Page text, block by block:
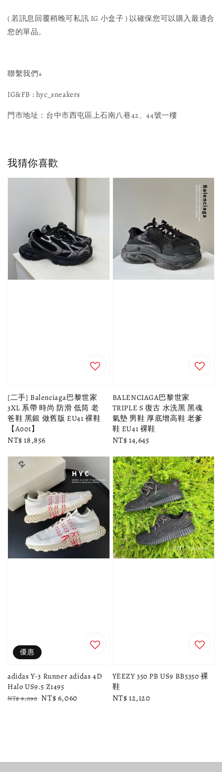
( 若訊息回覆稍晚可私訊 IG 小盒子 ) 以確保您可以購入最適合
您的單品。
聯繫我們↓
IG&FB : hyc_sneakers
門市地址：台中市西屯區上石南八巷42、44號一樓
我猜你喜歡
[二手] Balenciaga巴黎世家
3XL 系帶 時尚 防滑 低筒 老
爸鞋 黑銀 做舊版 EU41 裸鞋
【A001】
Regular
NT$ 18,856
BALENCIAGA巴黎世家
TRIPLE S 復古 水洗黑 黑魂
氣墊 男鞋 厚底增高鞋 老爹
鞋 EU41 裸鞋
Regular
NT$ 14,645
優惠
adidas Y-3 Runner adidas 4D
Halo US9.5 Z1495
Regular
NT$ 9,090 Sale
NT$ 6,060
YEEZY 350 PB US9 BB5350 裸
鞋
Regular
NT$ 12,120